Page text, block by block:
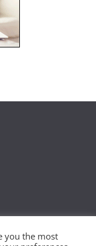
you the most